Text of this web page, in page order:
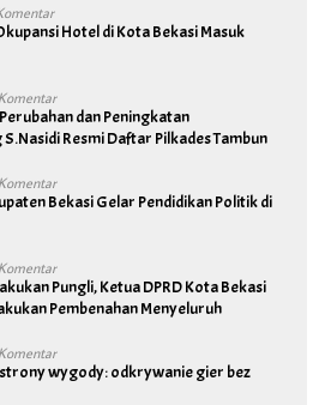
Hotel di Kota Bekasi Masuk
dan Peningkatan
S.Nasidi Resmi Daftar Pilkades Tambun
Bekasi Gelar Pendidikan Politik di
Pungli, Ketua DPRD Kota Bekasi
Pembenahan Menyeluruh
strony wygody: odkrywanie gier bez